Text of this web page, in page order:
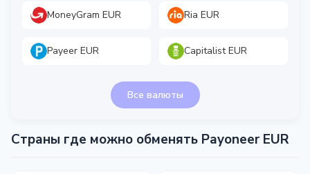
MoneyGram EUR Ria EUR
Payeer EUR Capitalist EUR
Все валюты
Страны где можно обменять Payoneer EUR